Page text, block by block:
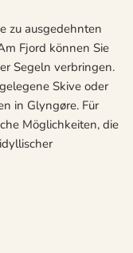
zu ausgedehnten
Fjord können Sie
Segeln verbringen.
Skive oder
in Glyngøre. Für
Möglichkeiten, die